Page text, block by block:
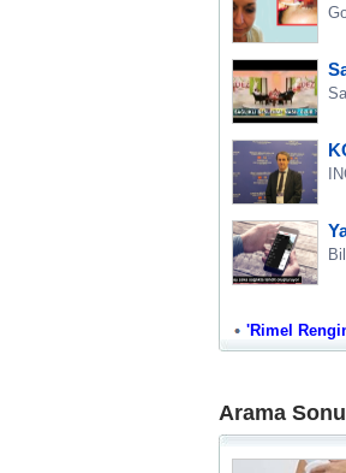
'Rimel
Arama